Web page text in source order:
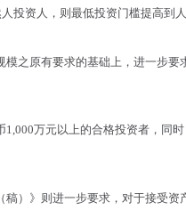
投资人，则最低投资门槛提高到人
之原有要求的基础上，进一步要
万元以上的合格投资者，同
）》则进一步要求，对于接受资